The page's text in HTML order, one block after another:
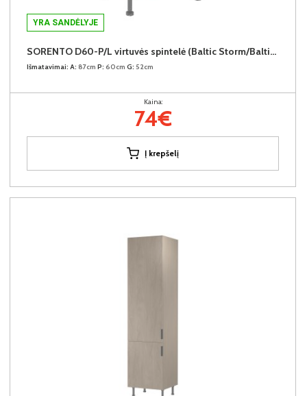
YRA SANDĖLYJE
SORENTO D60-P/L virtuvės spintelė (Baltic Storm/Baltic Storm)
Išmatavimai: A: 87cm P: 60cm G: 52cm
Kaina:
74€
Į krepšelį